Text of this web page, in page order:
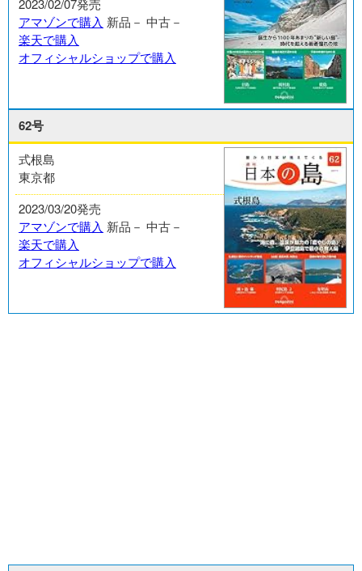
2023/02/07発売
アマゾンで購入 新品－ 中古－
楽天で購入
オフィシャルショップで購入
62号
式根島
東京都
2023/03/20発売
アマゾンで購入 新品－ 中古－
楽天で購入
オフィシャルショップで購入